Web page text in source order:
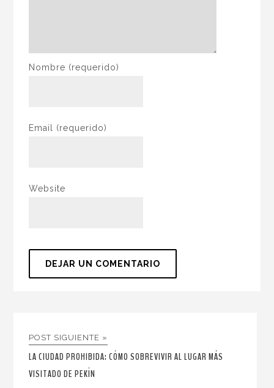
Nombre (requerido)
Email (requerido)
Website
POST SIGUIENTE »
LA CIUDAD PROHIBIDA: CÓMO SOBREVIVIR AL LUGAR MÁS
VISITADO DE PEKÍN